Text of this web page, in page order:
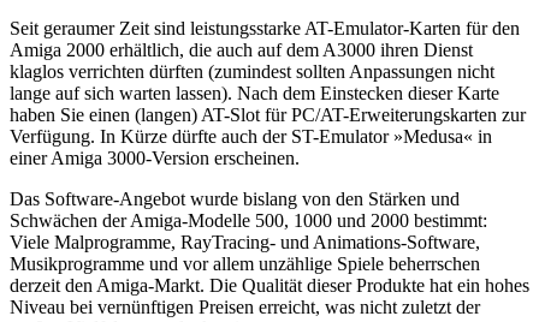
Seit geraumer Zeit sind leistungsstarke AT-Emulator-Karten für den
Amiga 2000 erhältlich, die auch auf dem A3000 ihren Dienst
klaglos verrichten dürften (zumindest sollten Anpassungen nicht
lange auf sich warten lassen). Nach dem Einstecken dieser Karte
haben Sie einen (langen) AT-Slot für PC/AT-Erweiterungskarten zur
Verfügung. In Kürze dürfte auch der ST-Emulator »Medusa« in
einer Amiga 3000-Version erscheinen.
Das Software-Angebot wurde bislang von den Stärken und
Schwächen der Amiga-Modelle 500, 1000 und 2000 bestimmt:
Viele Malprogramme, RayTracing- und Animations-Software,
Musikprogramme und vor allem unzählige Spiele beherrschen
derzeit den Amiga-Markt. Die Qualität dieser Produkte hat ein hohes
Niveau bei vernünftigen Preisen erreicht, was nicht zuletzt der